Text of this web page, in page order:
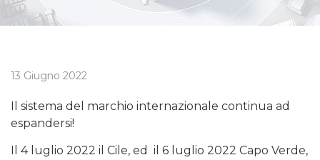
13 Giugno 2022
Il sistema del marchio internazionale continua ad
espandersi!
Il 4 luglio 2022 il Cile, ed il 6 luglio 2022 Capo Verde,